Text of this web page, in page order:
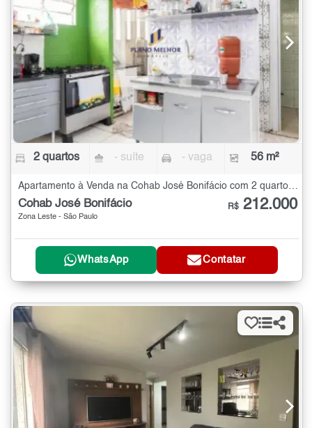
2 quartos - suíte - vaga 56 m²
Cohab José Bonifácio
Zona Leste - São Paulo
R$ 212.000
WhatsApp Contatar